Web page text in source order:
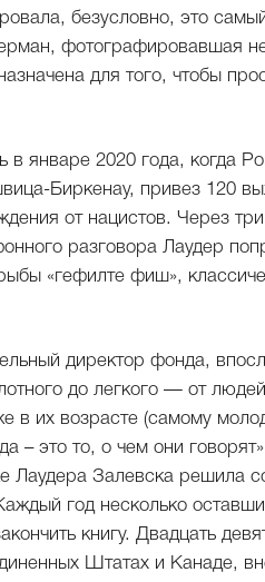
безусловно, это
фотографировавшая
для того, чтобы
в январе 2020 года, когда
Биркенау, привез 120
от нацистов. Через
разговора Лаудер
«гефилте фиш»,
директор фонда,
до легкого — от
в их возрасте (самому
– это то, о чем они
Лаудера Залевска решила
год несколько
книгу. Двадцать
Штатах и Канаде,